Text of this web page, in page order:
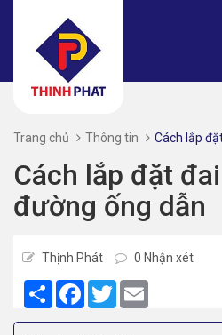
Trang chủ Thông tin Cách lắp
Cách lắp đặt
đường ống dẫn
Thịnh Phát 0 Nhận xét
Share Facebook
Twitter